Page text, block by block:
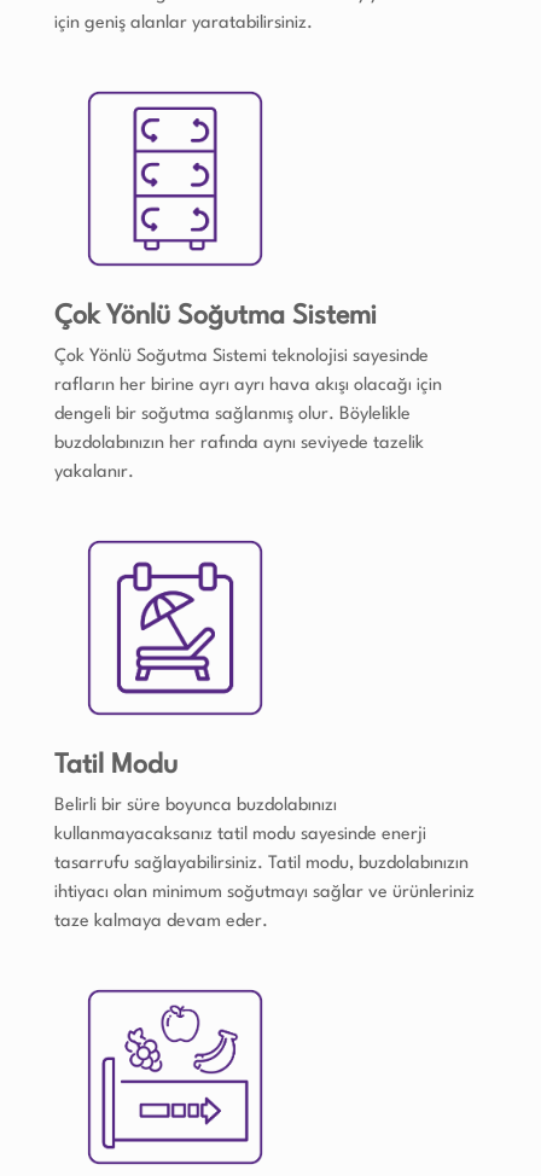
için geniş alanlar yaratabilirsiniz.
Çok Yönlü Soğutma Sistemi
Çok Yönlü Soğutma Sistemi teknolojisi sayesinde
rafların her birine ayrı ayrı hava akışı olacağı için
dengeli bir soğutma sağlanmış olur. Böylelikle
buzdolabınızın her rafında aynı seviyede tazelik
yakalanır.
Tatil Modu
Belirli bir süre boyunca buzdolabınızı
kullanmayacaksanız tatil modu sayesinde enerji
tasarrufu sağlayabilirsiniz. Tatil modu, buzdolabınızın
ihtiyacı olan minimum soğutmayı sağlar ve ürünleriniz
taze kalmaya devam eder.